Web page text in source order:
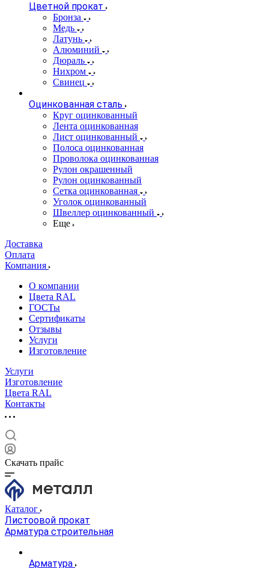
Цветной прокат
Бронза
Медь
Латунь
Алюминий
Дюраль
Нихром
Свинец
Оцинкованная сталь
Круг оцинкованный
Лента оцинкованная
Лист оцинкованный
Полоса оцинкованная
Проволока оцинкованная
Рулон окрашенный
Рулон оцинкованный
Сетка оцинкованная
Уголок оцинкованный
Швеллер оцинкованный
Еще
Доставка
Оплата
Компания
О компании
Цвета RAL
ГОСТы
Сертификаты
Отзывы
Услуги
Изготовление
Услуги
Изготовление
Цвета RAL
Контакты
Скачать прайс
Каталог
Листоовой прокат
Арматура строительная
Арматура